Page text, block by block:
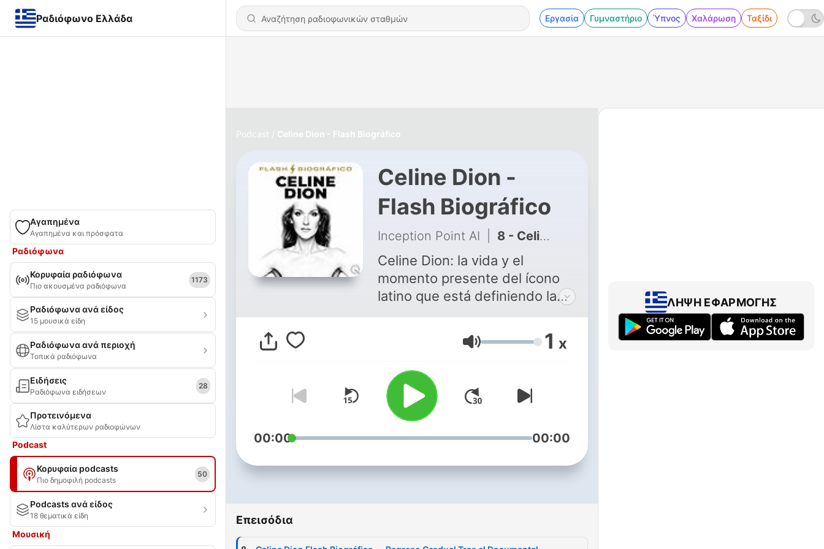
Ραδιόφωνο Ελλάδα Εργασία Γυμναστήριο Ύπνος Χαλάρωση Ταξίδι
Αγαπημένα
Αγαπημένα και πρόσφατα
Ραδιόφωνα
Κορυφαία ραδιόφωνα
Πιο ακουσμένα ραδιόφωνα
1173
Ραδιόφωνα ανά είδος
15 μουσικά είδη
Ραδιόφωνα ανά περιοχή
Τοπικά ραδιόφωνα
Ειδήσεις
Ραδιόφωνα ειδήσεων
28
Προτεινόμενα
Λίστα καλύτερων ραδιοφώνων
Podcast
Κορυφαία podcasts
Πιο δημοφιλή podcasts
50
Podcasts ανά είδος
18 θεματικά είδη
Μουσική
Podcast Celine Dion - Flash Biográfico
Celine Dion -
Flash Biográfico
Inception Point AI 8 - Celine Dion Flash Biográfico — Regreso Gradual Tras el Documental
Celine Dion: la vida y el
momento presente del ícono
latino que está definiendo la
conversación. Serie en español
sobre Celine Dion, narrada con
reverencia y rigor. Desde sus
humildes inicios en una familia
numerosa de Quebec hasta
convertirse en la reina
indiscutible del pop mundial,
exploramos los momentos
leyenda musical. Conoce los
una niña tímida en la artista
Ένταση 1 x
00:00 00:00
Επεισόδια
ΛΉΨΗ ΕΦΑΡΜΟΓΉΣ